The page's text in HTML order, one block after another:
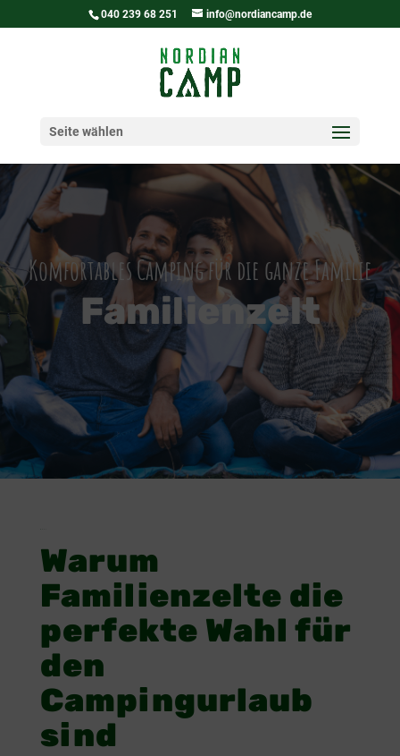
040 239 68 251 info@nordiancamp.de
Seite wählen
Komfortables Camping für die ganze Familie
Familienzelt
Warum
Familienzelte die
perfekte Wahl für
den
Campingurlaub
sind